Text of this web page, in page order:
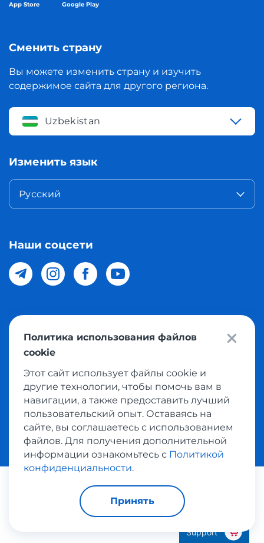
App Store Google Play
Сменить страну
Вы можете изменить страну и изучить
содержимое сайта для другого региона.
Uzbekistan
Изменить язык
Русский
Наши соцсети
© 2026 Meest Shopping доставка покупок с интернет
магазинов мира в Узбекистан. Все права защищены
Политика конфиденциальности
Условия использования сервисом выкупа товаров
Платежные системы:
Политика использования файлов
cookie
Этот сайт использует файлы cookie и
другие технологии, чтобы помочь вам в
навигации, а также предоставить лучший
пользовательский опыт. Оставаясь на
сайте, вы соглашаетесь с использованием
файлов. Для получения дополнительной
информации ознакомьтесь с Политикой
конфиденциальности.
Принять
Support